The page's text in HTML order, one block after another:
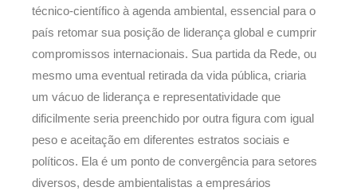
técnico-científico à agenda ambiental, essencial para o
país retomar sua posição de liderança global e cumprir
compromissos internacionais. Sua partida da Rede, ou
mesmo uma eventual retirada da vida pública, criaria
um vácuo de liderança e representatividade que
dificilmente seria preenchido por outra figura com igual
peso e aceitação em diferentes estratos sociais e
políticos. Ela é um ponto de convergência para setores
diversos, desde ambientalistas a empresários